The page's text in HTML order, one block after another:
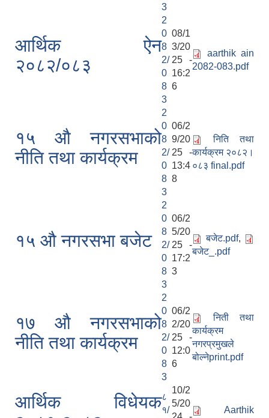
3
आर्थिक ऐन
२०८२/०८३
2
0
8
2/
0
8
3
08/1
3/20
25 -
16:2
6
aarthik ain
2082-083.pdf
१५ औ नगरसभाको
नीति तथा कार्यक्रम
2
0
8
2/
0
8
3
06/2
9/20
25 -
13:4
8
निति तथा
कार्यक्रम २०८२।
०८३ final.pdf
१५ औ नगरसभा बजेट
2
0
8
2/
0
8
3
06/2
5/20
25 -
17:2
3
बजेट.pdf,
बजेट_.pdf
१७ औ नगरसभाको
नीति तथा कार्यक्रम
2
0
8
2/
0
8
3
06/2
2/20
25 -
12:0
6
निती तथा
कार्यक्रम
नगरप्रमुखले
बोल्नेprint.pdf
आर्थिक विधेयक८
१/
10/2
5/20
Aarthik